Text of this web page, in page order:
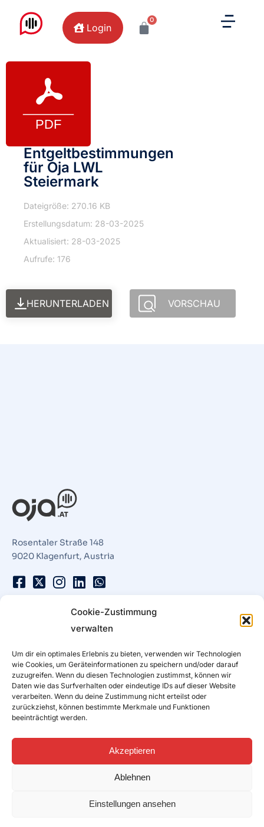
Cookie-Zustimmung
verwalten
Um dir ein optimales Erlebnis zu bieten, verwenden wir Technologien
wie Cookies, um Geräteinformationen zu speichern und/oder darauf
zuzugreifen. Wenn du diesen Technologien zustimmst, können wir
Daten wie das Surfverhalten oder eindeutige IDs auf dieser Website
verarbeiten. Wenn du deine Zustimmung nicht erteilst oder
zurückziehst, können bestimmte Merkmale und Funktionen
beeinträchtigt werden.
Akzeptieren
Ablehnen
Einstellungen ansehen
Login
0
Entgeltbestimmungen
für Oja LWL
Steiermark
Dateigröße: 270.16 KB
Erstellungsdatum: 28-03-2025
Aktualisiert: 28-03-2025
Aufrufe: 176
HERUNTERLADEN VORSCHAU
Rosentaler Straße 148
9020 Klagenfurt, Austria
Glasfaser Internet
Kelag / GNK
nöGIG
FiberPlus
Sbidi/Energie Steiermark
FiberEins / FTTH
DSL Aktionstarife